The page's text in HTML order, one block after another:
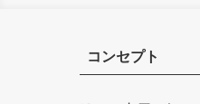
コンセプト